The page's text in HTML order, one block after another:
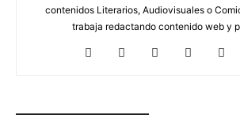
contenidos Literarios, Audiovisuales o
trabaja redactando contenido web y